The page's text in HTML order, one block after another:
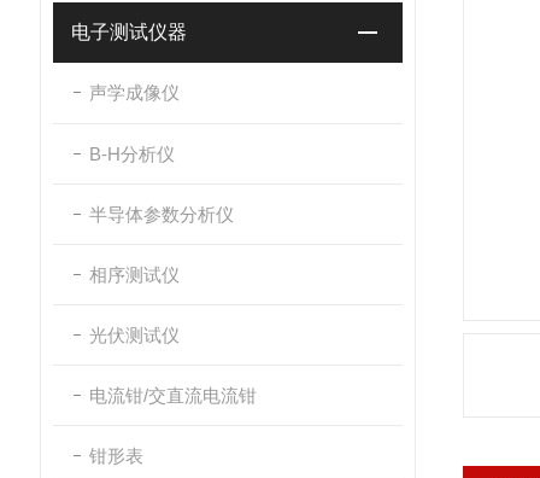
电子测试仪器
声学成像仪
B-H分析仪
半导体参数分析仪
相序测试仪
光伏测试仪
电流钳/交直流电流钳
钳形表